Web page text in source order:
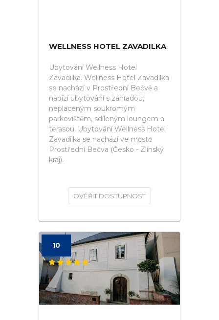
WELLNESS HOTEL ZAVADILKA
Ubytování Wellness Hotel
Zavadilka. Wellness Hotel Zavadilka
se nachází v Prostřední Bečvě a
nabízí ubytování s zahradou,
neplaceným soukromým
parkovištěm, sdíleným loungem a
terasou. Ubytování Wellness Hotel
Zavadilka se nachází ve městě
Prostřední Bečva (Česko - Zlínský
kraj).
OVĚŘIT DOSTUPNOST
10